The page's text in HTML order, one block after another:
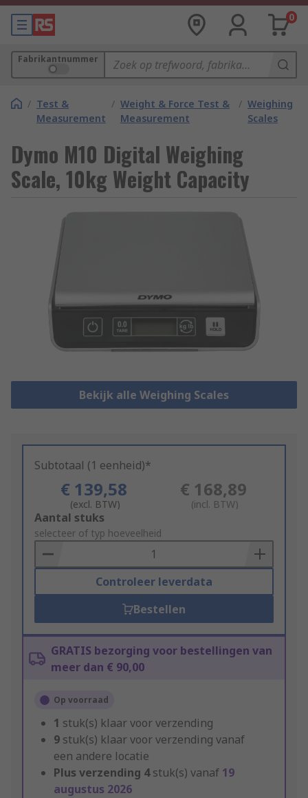
0
Fabrikantnummer
/ Test &
Measurement
/ Weight & Force Test &
Measurement
/ Weighing
Scales
Dymo M10 Digital Weighing
Scale, 10kg Weight Capacity
Bekijk alle Weighing Scales
Subtotaal (1 eenheid)*
€ 139,58
(excl. BTW)
€ 168,89
(incl. BTW)
Add
to
Basket
Aantal stuks
selecteer of typ hoeveelheid
Controleer leverdata
Bestellen
GRATIS bezorging voor bestellingen van
meer dan € 90,00
Op voorraad
1 stuk(s) klaar voor verzending
9 stuk(s) klaar voor verzending vanaf
een andere locatie
Plus verzending 4stuk(s) vanaf 19
augustus 2026